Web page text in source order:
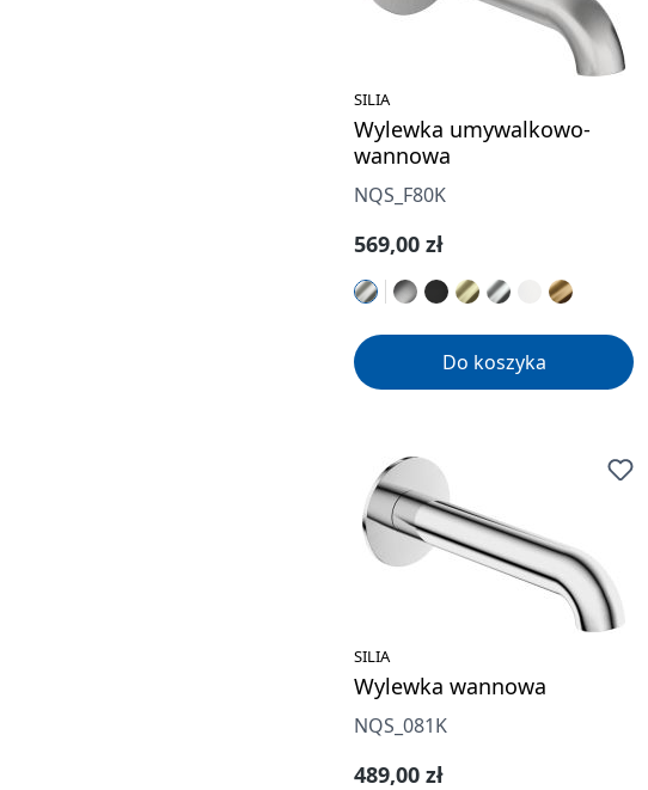
SILIA
Wylewka umywalkowo-
wannowa
NQS_F80K
Cena regularna:
569,00 zł
Do koszyka
SILIA
Wylewka wannowa
NQS_081K
Cena regularna:
489,00 zł